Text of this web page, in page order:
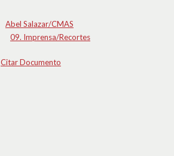
Abel Salazar/CMAS
09. Imprensa/Recortes
Citar Documento